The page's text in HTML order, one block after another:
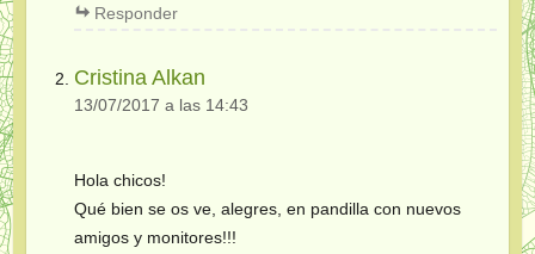
Responder
Cristina Alkan
13/07/2017 a las 14:43
Hola chicos!
Qué bien se os ve, alegres, en pandilla con nuevos
amigos y monitores!!!